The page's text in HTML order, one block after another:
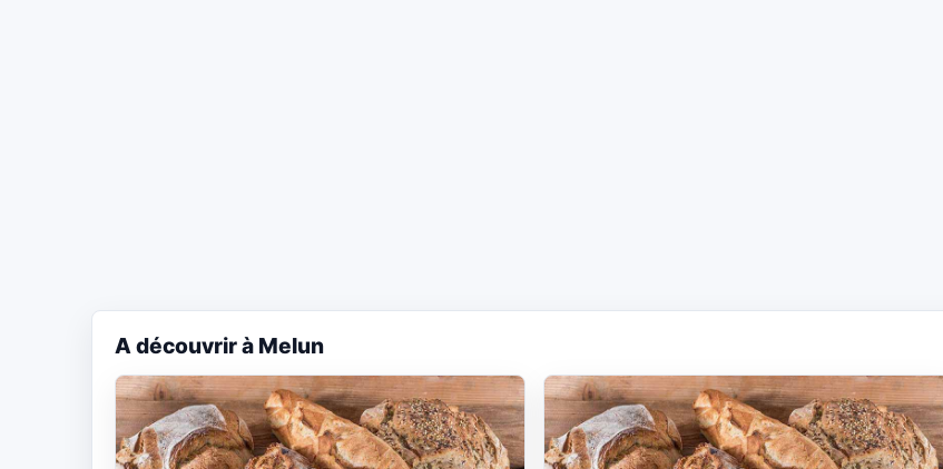
A découvrir à Melun